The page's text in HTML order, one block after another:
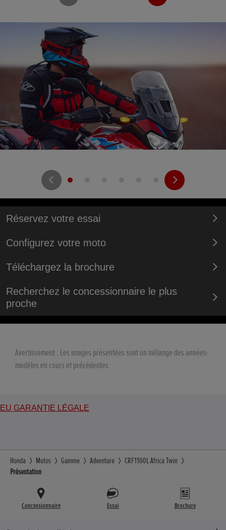
Réservez votre essai
Configurez votre moto
Téléchargez la brochure
Recherchez le concessionnaire le plus
proche
Avertissement : Les images présentées sont un mélange des années-
modèles en cours et précédentes.
EU GARANTIE LÉGALE
Honda Motos Gamme Adventure
CRF1100L Africa Twin
Présentation
Concessionnaire Essai Brochure